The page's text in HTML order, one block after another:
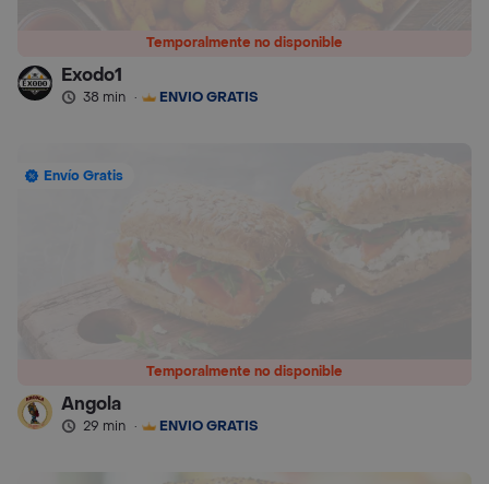
Temporalmente no disponible
Exodo1
38 min · ENVÍO GRATIS
Temporalmente no disponible
Envío Gratis
Angola
29 min · ENVÍO GRATIS